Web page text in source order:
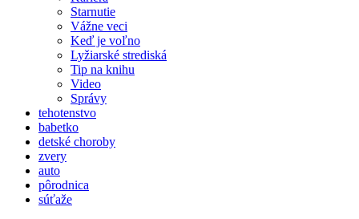
Starnutie
Vážne veci
Keď je voľno
Lyžiarské strediská
Tip na knihu
Video
Správy
tehotenstvo
babetko
detské choroby
zvery
auto
pôrodnica
súťaže